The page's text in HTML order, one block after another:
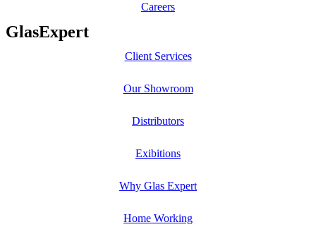
Careers
GlasExpert
Client Services
Our Showroom
Distributors
Exibitions
Why Glas Expert
Home Working